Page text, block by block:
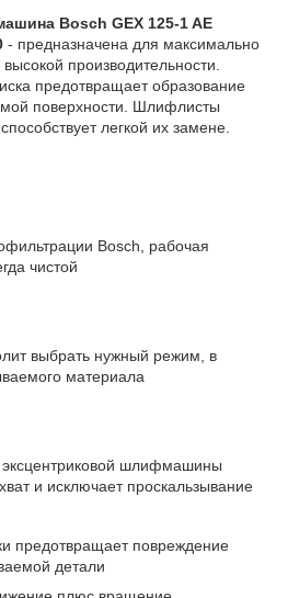
Bosch GEX 125-1 AE
- предназначена для максимально
производительности.
предотвращает образование
поверхности. Шлифлисты
легкой их замене.
Bosch, рабочая
чистой
выбрать нужный режим, в
материала
эксцентриковой шлифмашины
и исключает проскальзывание
предотвращает повреждение
детали